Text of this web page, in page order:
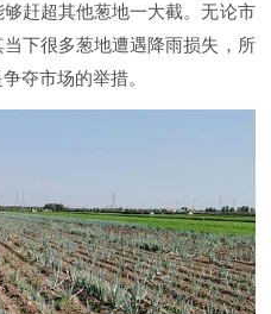
赶超其他葱地一大截。无论市
下很多葱地遭遇降雨损失，所
夺市场的举措。